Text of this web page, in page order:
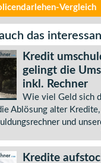
Vergleich
das
Kredit
gelingt die
inkl. Rechner
Wie viel Geld sich
Ablösung alter
und
Kredite